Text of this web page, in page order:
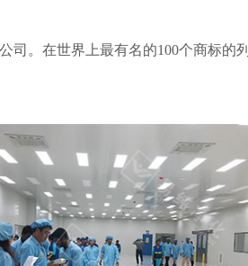
司。在世界上最有名的100个商标的列